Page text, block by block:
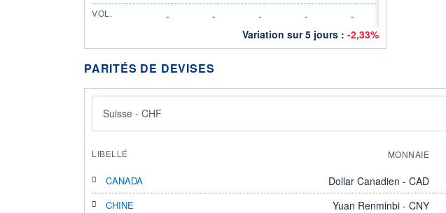
VOL. - - - - -
Variation sur 5 jours : -2,33%
PARITÉS DE DEVISES
Suisse - CHF
LIBELLÉ MONNAIE
CANADA Dollar Canadien - CAD
CHINE Yuan Renminbi - CNY